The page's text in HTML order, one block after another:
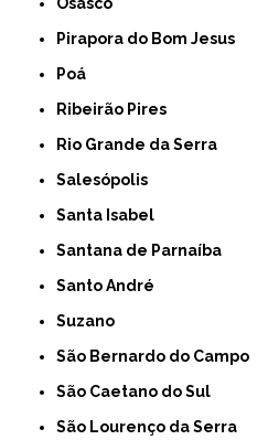
Osasco
Pirapora do Bom Jesus
Poá
Ribeirão Pires
Rio Grande da Serra
Salesópolis
Santa Isabel
Santana de Parnaíba
Santo André
Suzano
São Bernardo do Campo
São Caetano do Sul
São Lourenço da Serra